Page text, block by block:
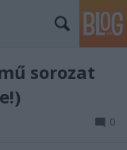
sorozat
0